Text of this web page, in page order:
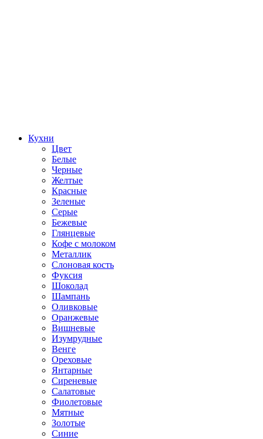
Кухни
Цвет
Белые
Черные
Желтые
Красные
Зеленые
Серые
Бежевые
Глянцевые
Кофе с молоком
Металлик
Слоновая кость
Фуксия
Шоколад
Шампань
Оливковые
Оранжевые
Вишневые
Изумрудные
Венге
Ореховые
Янтарные
Сиреневые
Салатовые
Фиолетовые
Мятные
Золотые
Синие